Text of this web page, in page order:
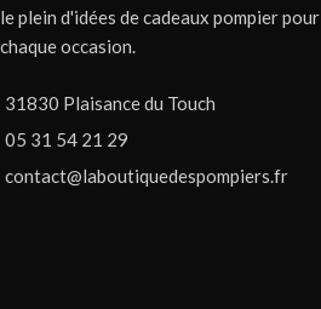
le plein d'idées de cadeaux pompier pour
chaque occasion.
31830 Plaisance du Touch
05 31 54 21 29
contact@laboutiquedespompiers.fr